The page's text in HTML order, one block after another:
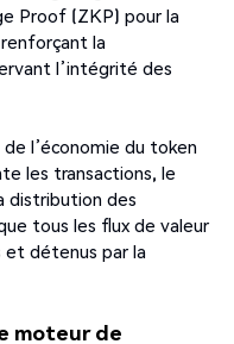
Proof (ZKP) pour la
la
l’intégrité des
l’économie du token
les transactions, le
distribution des
tous les flux de valeur
et détenus par la
moteur de